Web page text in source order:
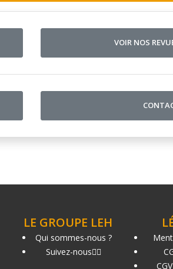
VOIR NOS
LE GROUPE LEH
Qui sommes-nous ?
Suivez-nous